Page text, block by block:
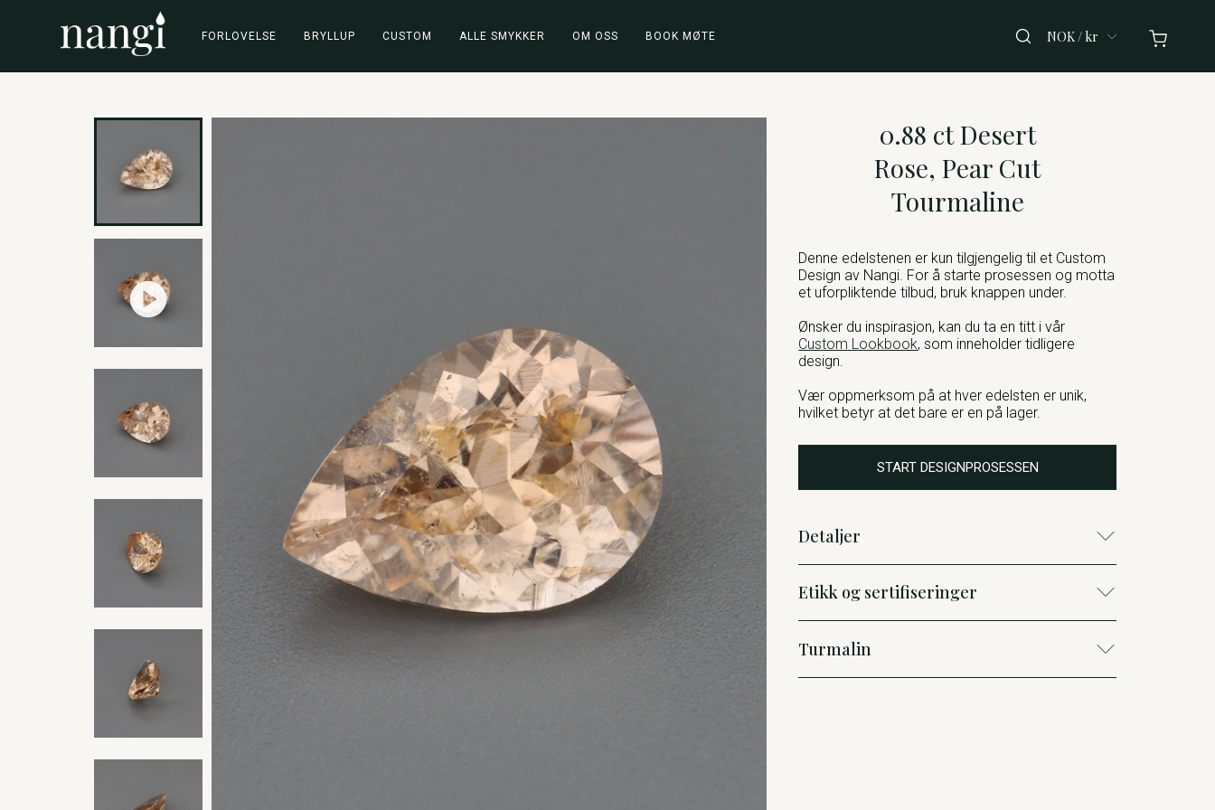
FORLOVELSE BRYLLUP CUSTOM ALLE SMYKKER OM OSS BOOK MØTE NOK / kr
0.88 ct Desert
Rose, Pear Cut
Tourmaline
Denne edelstenen er kun tilgjengelig til et Custom
Design av Nangi. For å starte prosessen og motta
et uforpliktende tilbud, bruk knappen under.
Ønsker du inspirasjon, kan du ta en titt i vår
Custom Lookbook, som inneholder tidligere
design.
Vær oppmerksom på at hver edelsten er unik,
hvilket betyr at det bare er en på lager.
START DESIGNPROSESSEN
Detaljer
Etikk og sertifiseringer
Turmalin